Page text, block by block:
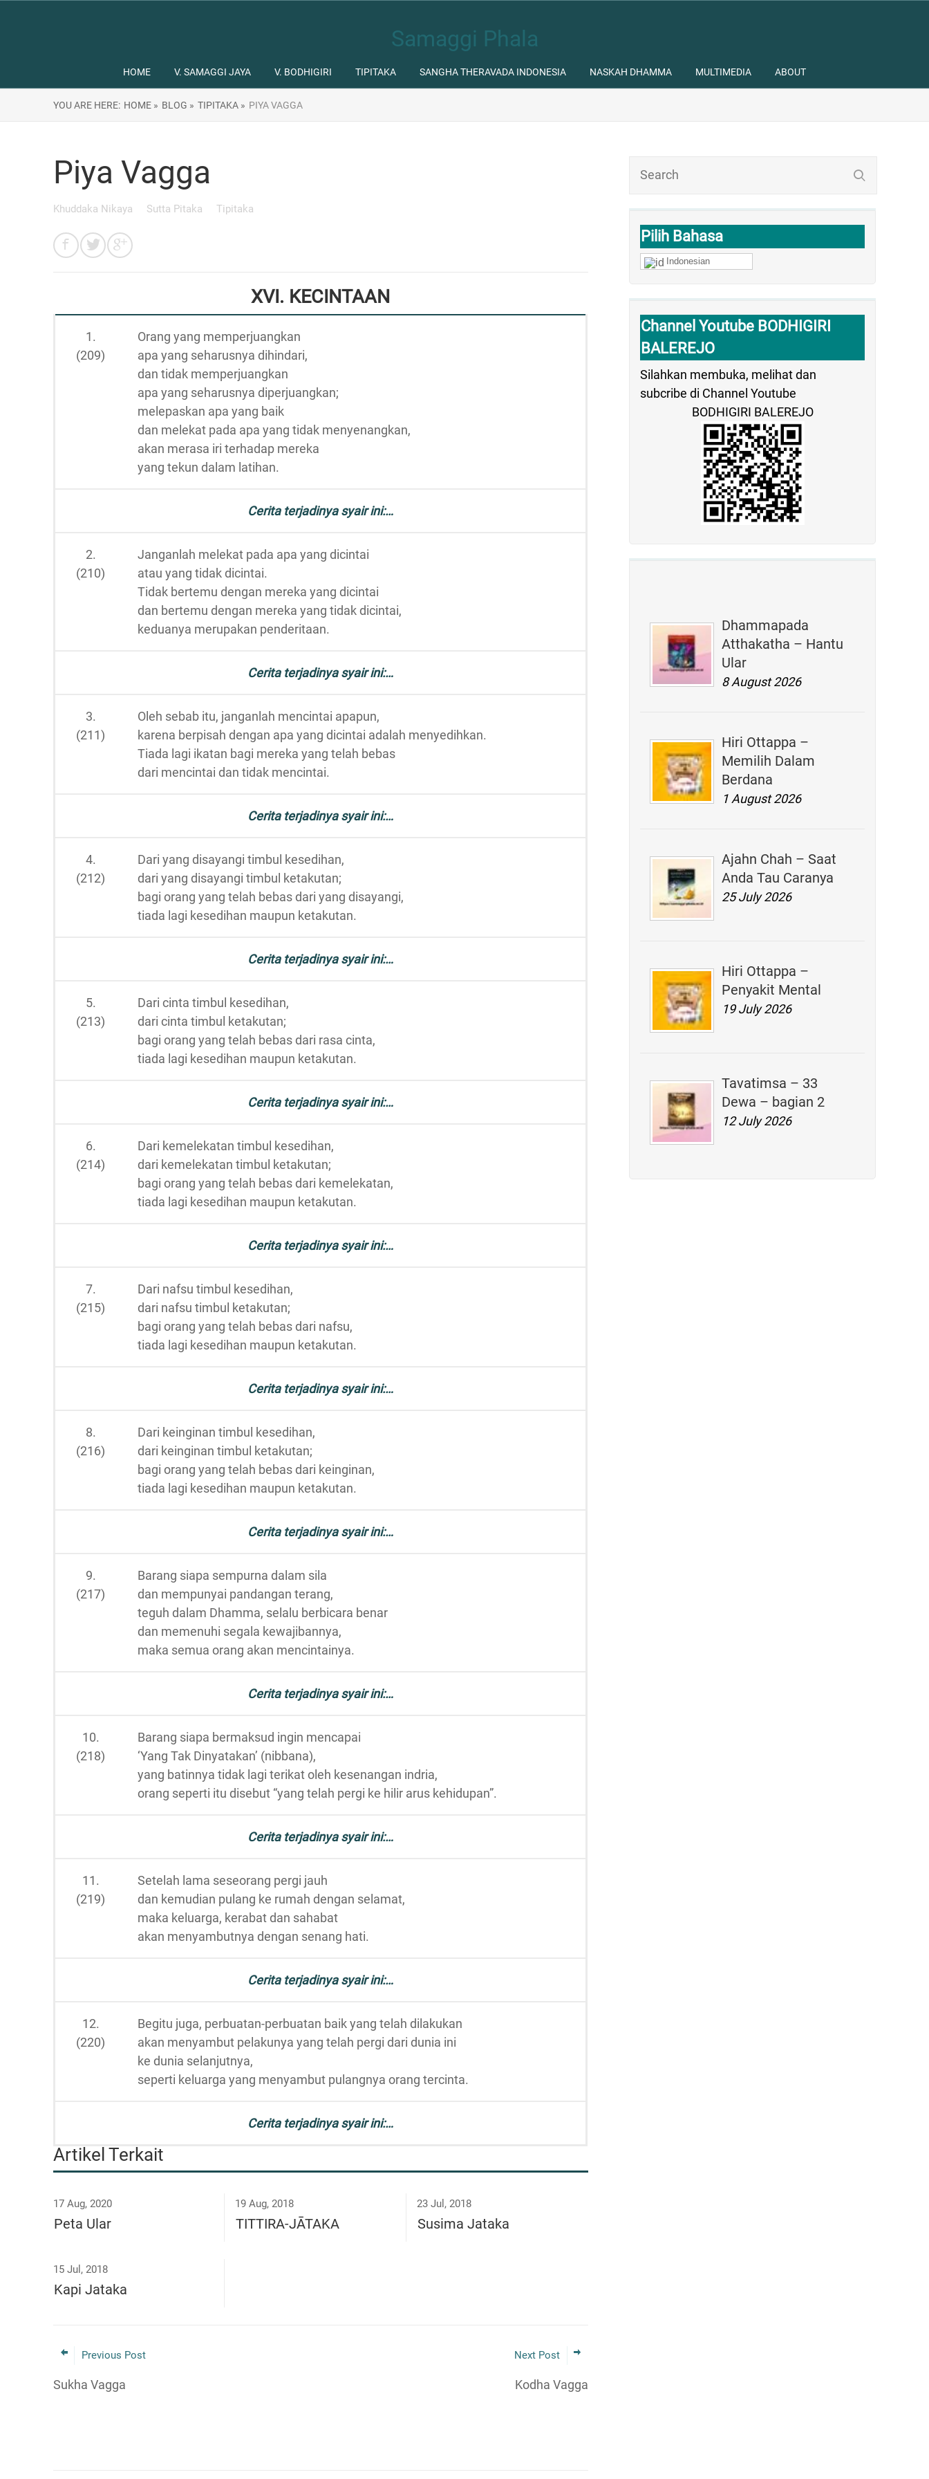
Samaggi Phala
HOME V. SAMAGGI JAYA V. BODHIGIRI TIPITAKA SANGHA THERAVADA INDONESIA NASKAH DHAMMA MULTIMEDIA ABOUT
YOU ARE HERE: HOME » BLOG » TIPITAKA » PIYA VAGGA
Pilih Bahasa
Indonesian
Channel Youtube BODHIGIRI
BALEREJO
Silahkan membuka, melihat dan
subcribe di Channel Youtube
BODHIGIRI BALEREJO
Dhammapada
Atthakatha – Hantu
Ular
8 August 2026
Hiri Ottappa –
Memilih Dalam
Berdana
1 August 2026
Ajahn Chah – Saat
Anda Tau Caranya
25 July 2026
Hiri Ottappa –
Penyakit Mental
19 July 2026
Tavatimsa – 33
Dewa – bagian 2
12 July 2026
Piya Vagga
Khuddaka Nikaya Sutta Pitaka Tipitaka
XVI. KECINTAAN
1.
(209)
Orang yang memperjuangkan
apa yang seharusnya dihindari,
dan tidak memperjuangkan
apa yang seharusnya diperjuangkan;
melepaskan apa yang baik
dan melekat pada apa yang tidak menyenangkan,
akan merasa iri terhadap mereka
yang tekun dalam latihan.
Cerita terjadinya syair ini:…
2.
(210)
Janganlah melekat pada apa yang dicintai
atau yang tidak dicintai.
Tidak bertemu dengan mereka yang dicintai
dan bertemu dengan mereka yang tidak dicintai,
keduanya merupakan penderitaan.
Cerita terjadinya syair ini:…
3.
(211)
Oleh sebab itu, janganlah mencintai apapun,
karena berpisah dengan apa yang dicintai adalah menyedihkan.
Tiada lagi ikatan bagi mereka yang telah bebas
dari mencintai dan tidak mencintai.
Cerita terjadinya syair ini:…
4.
(212)
Dari yang disayangi timbul kesedihan,
dari yang disayangi timbul ketakutan;
bagi orang yang telah bebas dari yang disayangi,
tiada lagi kesedihan maupun ketakutan.
Cerita terjadinya syair ini:…
5.
(213)
Dari cinta timbul kesedihan,
dari cinta timbul ketakutan;
bagi orang yang telah bebas dari rasa cinta,
tiada lagi kesedihan maupun ketakutan.
Cerita terjadinya syair ini:…
6.
(214)
Dari kemelekatan timbul kesedihan,
dari kemelekatan timbul ketakutan;
bagi orang yang telah bebas dari kemelekatan,
tiada lagi kesedihan maupun ketakutan.
Cerita terjadinya syair ini:…
7.
(215)
Dari nafsu timbul kesedihan,
dari nafsu timbul ketakutan;
bagi orang yang telah bebas dari nafsu,
tiada lagi kesedihan maupun ketakutan.
Cerita terjadinya syair ini:…
8.
(216)
Dari keinginan timbul kesedihan,
dari keinginan timbul ketakutan;
bagi orang yang telah bebas dari keinginan,
tiada lagi kesedihan maupun ketakutan.
Cerita terjadinya syair ini:…
9.
(217)
Barang siapa sempurna dalam sila
dan mempunyai pandangan terang,
teguh dalam Dhamma, selalu berbicara benar
dan memenuhi segala kewajibannya,
maka semua orang akan mencintainya.
Cerita terjadinya syair ini:…
10.
(218)
Barang siapa bermaksud ingin mencapai
‘Yang Tak Dinyatakan’ (nibbana),
yang batinnya tidak lagi terikat oleh kesenangan indria,
orang seperti itu disebut “yang telah pergi ke hilir arus kehidupan”.
Cerita terjadinya syair ini:…
11.
(219)
Setelah lama seseorang pergi jauh
dan kemudian pulang ke rumah dengan selamat,
maka keluarga, kerabat dan sahabat
akan menyambutnya dengan senang hati.
Cerita terjadinya syair ini:…
12.
(220)
Begitu juga, perbuatan-perbuatan baik yang telah dilakukan
akan menyambut pelakunya yang telah pergi dari dunia ini
ke dunia selanjutnya,
seperti keluarga yang menyambut pulangnya orang tercinta.
Cerita terjadinya syair ini:…
Artikel Terkait
17 Aug, 2020
Peta Ular
19 Aug, 2018
TITTIRA-JĀTAKA
23 Jul, 2018
Susima Jataka
15 Jul, 2018
Kapi Jataka
Previous Post
Sukha Vagga
Next Post
Kodha Vagga